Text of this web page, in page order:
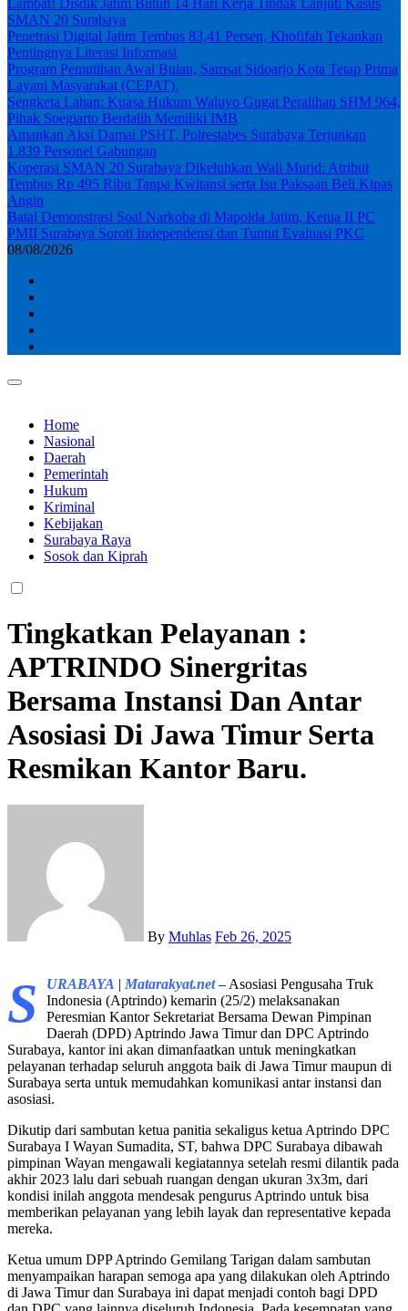
SMAN 20 Surabaya
Penetrasi Digital Jatim Tembus 83,41 Persen, Khofifah Tekankan
Pentingnya Literasi Informasi
Program Pemutihan Awal Bulan, Samsat Sidoarjo Kota Tetap Prima
Layani Masyarakat (CEPAT).
Sengketa Lahan: Kuasa Hukum Waluyo Gugat Peralihan SHM 964,
Pihak Soegiarto Berdalih Memiliki IMB
Amankan Aksi Damai PSHT, Polrestabes Surabaya Terjunkan
1.839 Personel Gabungan
Koperasi SMAN 20 Surabaya Dikeluhkan Wali Murid: Atribut
Tembus Rp 495 Ribu Tanpa Kwitansi serta Isu Paksaan Beli Kipas
Angin
Batal Demonstrasi Soal Narkoba di Mapolda Jatim, Ketua II PC
PMII Surabaya Soroti Independensi dan Tuntut Evaluasi PKC
08/08/2026
Home
Nasional
Daerah
Pemerintah
Hukum
Kriminal
Kebijakan
Surabaya Raya
Sosok dan Kiprah
Tingkatkan Pelayanan :
APTRINDO Sinergritas
Bersama Instansi Dan Antar
Asosiasi Di Jawa Timur Serta
Resmikan Kantor Baru.
By Muhlas Feb 26, 2025
S URABAYA | Matarakyat.net– Asosiasi Pengusaha Truk
Indonesia (Aptrindo) kemarin (25/2) melaksanakan
Peresmian Kantor Sekretariat Bersama Dewan Pimpinan
Daerah (DPD) Aptrindo Jawa Timur dan DPC Aptrindo
Surabaya, kantor ini akan dimanfaatkan untuk meningkatkan
pelayanan terhadap seluruh anggota baik di Jawa Timur maupun di
Surabaya serta untuk memudahkan komunikasi antar instansi dan
asosiasi.
Dikutip dari sambutan ketua panitia sekaligus ketua Aptrindo DPC
Surabaya I Wayan Sumadita, ST, bahwa DPC Surabaya dibawah
pimpinan Wayan mengawali kegiatannya setelah resmi dilantik pada
akhir 2023 lalu dari sebuah ruangan dengan ukuran 3x3m, dari
kondisi inilah anggota mendesak pengurus Aptrindo untuk bisa
memberikan pelayanan yang lebih layak dan representative kepada
mereka.
Ketua umum DPP Aptrindo Gemilang Tarigan dalam sambutan
menyampaikan harapan semoga apa yang dilakukan oleh Aptrindo
di Jawa Timur dan Surabaya ini dapat menjadi contoh bagi DPD